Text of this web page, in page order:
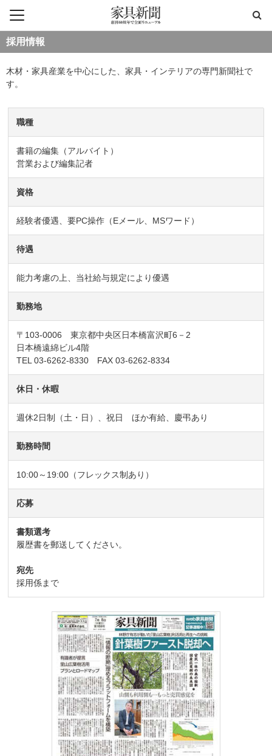
採用情報
木材・家具産業を中心にした、家具・インテリアの専門新聞社で
す。
職種
書籍の編集（アルバイト）
営業および編集記者
資格
経験者優遇、要PC操作（Eメール、MSワード）
待遇
能力考慮の上、当社給与規定により優遇
勤務地
〒103-0006 東京都中央区日本橋富沢町6－2
日本橋遠綿ビル4階
TEL 03-6262-8330 FAX 03-6262-8334
休日・休暇
週休2日制（土・日）、祝日 ほか有給、慶弔あり
勤務時間
10:00～19:00（フレックス制あり）
応募
書類選考
履歴書を郵送してください。
宛先
採用係まで